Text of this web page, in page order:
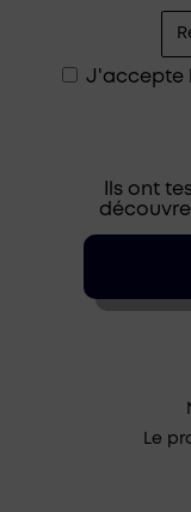
J'accepte
Ils ont
Le